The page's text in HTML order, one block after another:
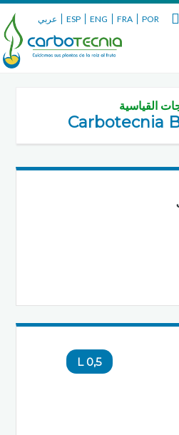
عربي ESP ENG FRA POR
القياسية
Carbotecnia
0,5 L